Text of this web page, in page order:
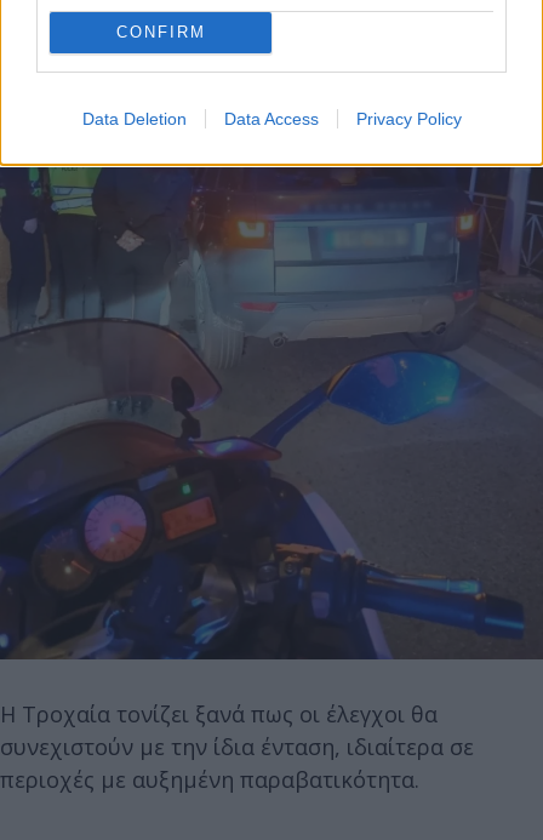
CONFIRM
Data Deletion Data Access Privacy Policy
Η Τροχαία τονίζει ξανά πως οι έλεγχοι θα
συνεχιστούν με την ίδια ένταση, ιδιαίτερα σε
περιοχές με αυξημένη παραβατικότητα.